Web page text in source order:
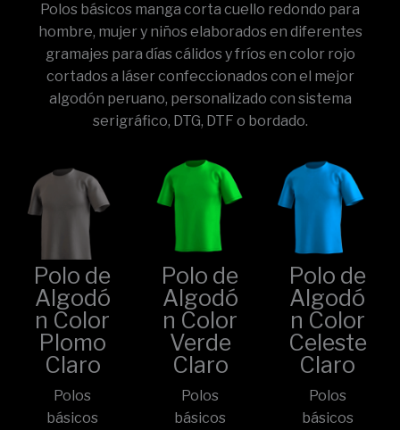
Polos básicos manga corta cuello redondo para
hombre, mujer y niños elaborados en diferentes
gramajes para días cálidos y fríos en color rojo
cortados a láser confeccionados con el mejor
algodón peruano, personalizado con sistema
serigráfico, DTG, DTF o bordado.
Polo de
Algodó
n Color
Plomo
Claro
Polos
básicos
Polo de
Algodó
n Color
Verde
Claro
Polos
básicos
Polo de
Algodó
n Color
Celeste
Claro
Polos
básicos